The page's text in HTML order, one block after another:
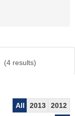
(4results)
All 2013
2012